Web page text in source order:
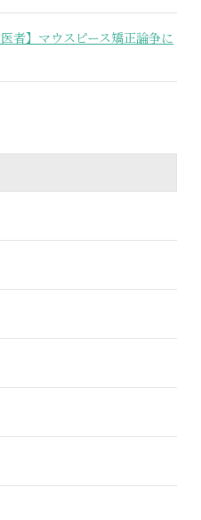
者】マウスピース矯正論争に